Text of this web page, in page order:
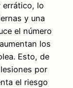
errático, lo
y una
el número
los
Esto, de
por
el riesgo